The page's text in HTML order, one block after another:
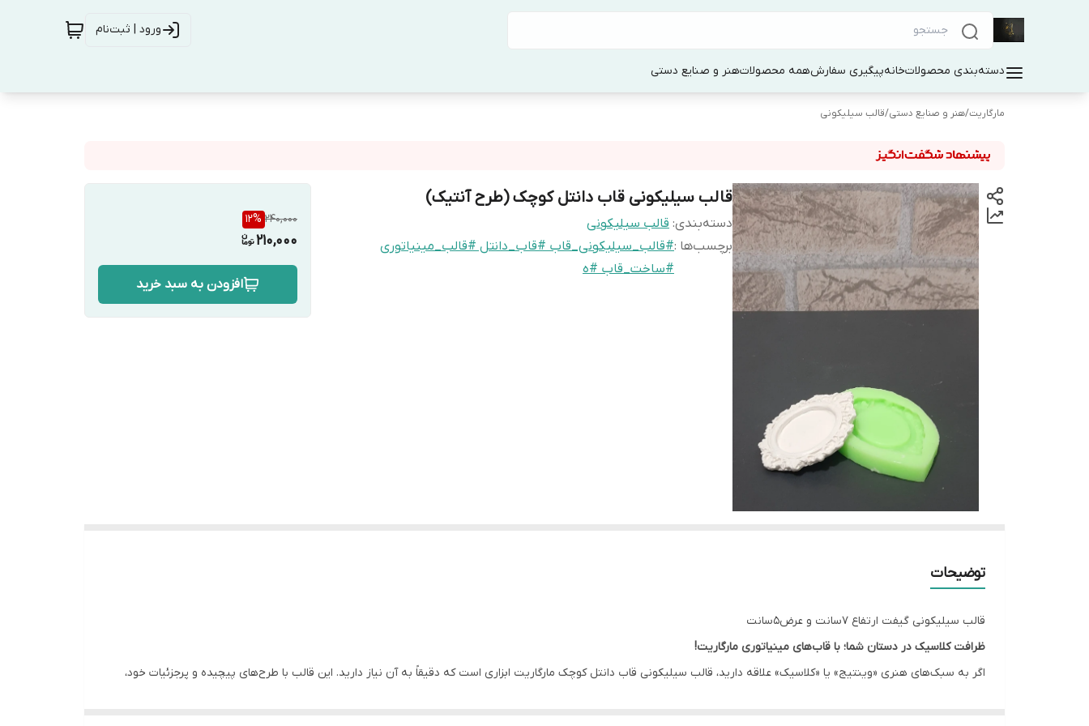
ورود | ثبت‌نام
دسته‌بندی محصولاتخانهپیگیری سفارشهمه محصولاتهنر و صنایع دستی
مارگاریت/هنر و صنایع دستی/قالب سیلیکونی
قالب سیلیکونی قاب دانتل کوچک (طرح آنتیک)
دسته‌بندی: قالب سیلیکونی
برچسب‌ها :#قالب_سیلیکونی_قاب #قاب_دانتل #قالب_مینیاتوری
#ساخت_قاب #ه
240,000
12%
210,000
افزودن به سبد خرید
توضیحات
قالب سیلیکونی گیفت ارتفاع ۷سانت و عرض۵سانت
ظرافت کلاسیک در دستان شما؛ با قاب‌های مینیاتوری مارگاریت!
اگر به سبک‌های هنری «وینتیج» یا «کلاسیک» علاقه دارید، قالب سیلیکونی قاب دانتل کوچک مارگاریت ابزاری است که دقیقاً به آن نیاز دارید. این قالب با طرح‌های پیچیده و پرجزئیات خود،